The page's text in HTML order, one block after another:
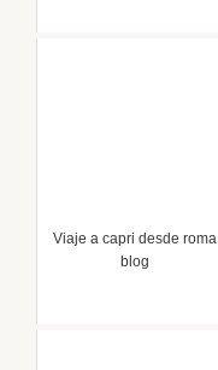
Viaje a capri desde roma
blog